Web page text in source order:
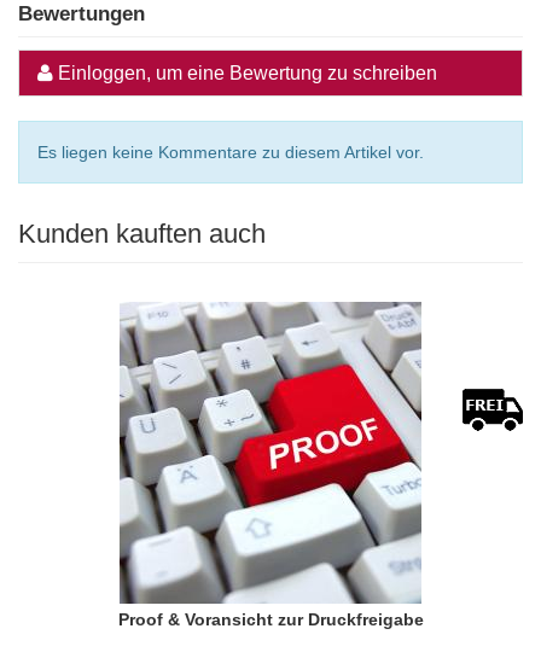
Bewertungen
Einloggen, um eine Bewertung zu schreiben
Es liegen keine Kommentare zu diesem Artikel vor.
Kunden kauften auch
Proof & Voransicht zur Druckfreigabe